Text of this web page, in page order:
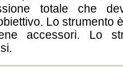
totale che
Lo strumento
accessori. Lo